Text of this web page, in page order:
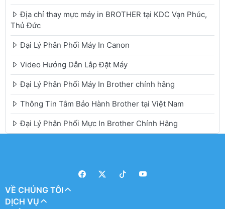
Địa chỉ thay mực máy in BROTHER tại KDC Vạn Phúc,
Thủ Đức
Đại Lý Phân Phối Máy In Canon
Video Hướng Dẫn Lắp Đặt Máy
Đại Lý Phân Phối Máy In Brother chính hãng
Thông Tin Tâm Bảo Hành Brother tại Việt Nam
Đại Lý Phân Phối Mực In Brother Chính Hãng
VỀ CHÚNG TÔI
DỊCH VỤ